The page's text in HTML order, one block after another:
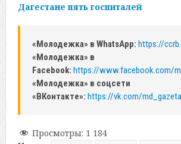
Дагестане пять госпиталей
«Молодежка» в WhatsApp: https://
«Молодежка» в
Facebook: https://www.facebook.com/
«Молодежка» в соцсети
«ВКонтакте»: https://vk.com/md_gazeta
Просмотры: 1 184